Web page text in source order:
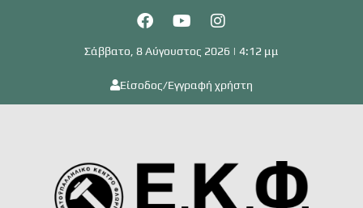
Σάββατο, 8 Αύγουστος 2026 | 4:12 μμ
Είσοδος/Εγγραφή χρήστη